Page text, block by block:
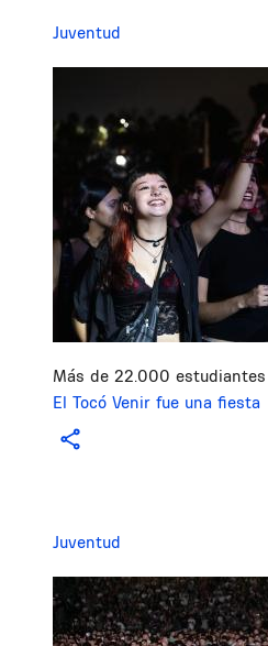
Juventud
Más de 22.000 estudiantes
El Tocó Venir fue una fiesta
Juventud
Image